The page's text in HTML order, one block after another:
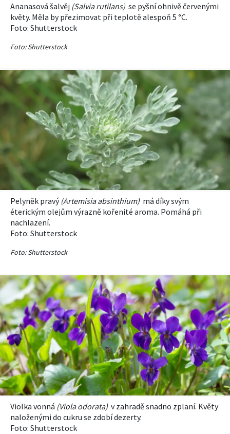
Ananasová šalvěj (Salvia rutilans) se pyšní ohnivě červenými
květy. Měla by přezimovat při teplotě alespoň 5 °C.
Foto: Shutterstock
Foto: Shutterstock
Pelyněk pravý (Artemisia absinthium) má díky svým
éterickým olejům výrazně kořenité aroma. Pomáhá při
nachlazení.
Foto: Shutterstock
Foto: Shutterstock
Violka vonná (Viola odorata) v zahradě snadno zplaní. Květy
naloženými do cukru se zdobí dezerty.
Foto: Shutterstock